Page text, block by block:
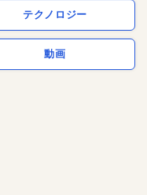
テクノロジー
動画